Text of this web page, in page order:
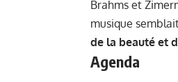
Brahms et
musique
de la beauté et
Agenda